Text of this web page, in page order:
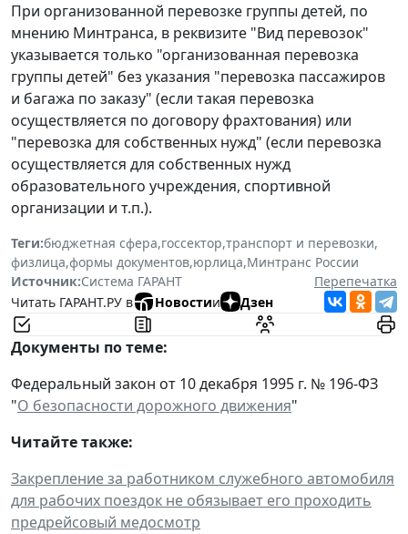
При организованной перевозке группы детей, по
мнению Минтранса, в реквизите "Вид перевозок"
указывается только "организованная перевозка
группы детей" без указания "перевозка пассажиров
и багажа по заказу" (если такая перевозка
осуществляется по договору фрахтования) или
"перевозка для собственных нужд" (если перевозка
осуществляется для собственных нужд
образовательного учреждения, спортивной
организации и т.п.).
Теги:бюджетная сфера,госсектор,транспорт и перевозки,
физлица,формы документов,юрлица,Минтранс России
Источник:Система ГАРАНТ
Перепечатка
Читать ГАРАНТ.РУ в
Новостии Дзен
Документы по теме:
Федеральный закон от 10 декабря 1995 г. № 196-ФЗ
"О безопасности дорожного движения"
Читайте также:
Закрепление за работником служебного автомобиля
для рабочих поездок не обязывает его проходить
предрейсовый медосмотр